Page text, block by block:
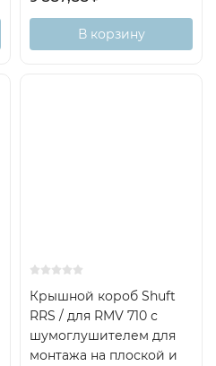
В корзину
Крышной короб Shuft
RRS / для RMV 710 с
шумоглушителем для
монтажа на плоской и